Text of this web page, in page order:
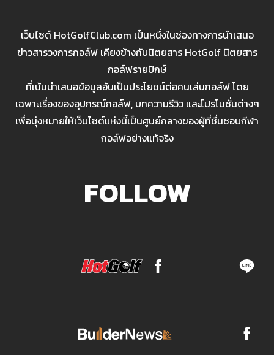
เว็บไซต์ HotGolfClub.com เป็นหนึ่งในช่องทางการนำเสนอ
ข่าวสารวงการกอล์ฟ เคียงข้างกับนิตยสาร HotGolf นิตยสาร
กอล์ฟรายปักษ์
ที่เน้นนำเสนอข้อมูลอันเป็นประโยชน์ต่อคนเล่นกอล์ฟ โดย
เฉพาะเรื่องของอุปกรณ์กอล์ฟ, บทความรีวิว และโปรโมชั่นต่างๆ
เพื่อมุ่งหมายให้เว็บไซต์แห่งนี้เป็นศูนย์กลางของผู้ที่ชื่นชอบกีฬา
กอล์ฟอย่างแท้จริง
FOLLOW